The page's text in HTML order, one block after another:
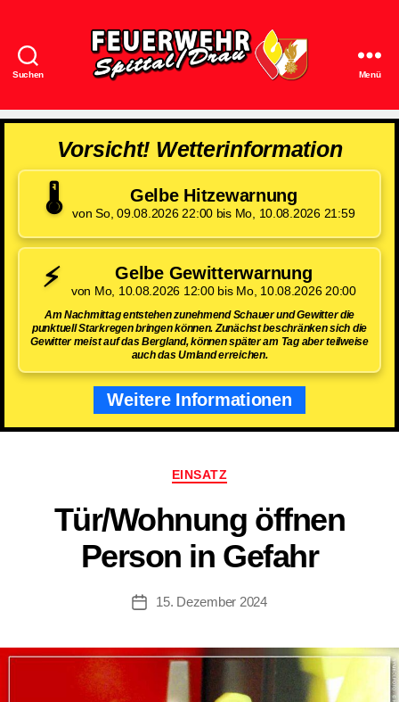
Suchen
Spittal/Drau
Menü
Vorsicht! Wetterinformation
🌡️ Gelbe Hitzewarnung
von So, 09.08.2026 22:00 bis Mo, 10.08.2026 21:59
⚡ Gelbe Gewitterwarnung
von Mo, 10.08.2026 12:00 bis Mo, 10.08.2026 20:00
Am Nachmittag entstehen zunehmend Schauer und Gewitter die
punktuell Starkregen bringen können. Zunächst beschränken sich die
Gewitter meist auf das Bergland, können später am Tag aber teilweise
auch das Umland erreichen.
Weitere Informationen
Kategorien
EINSATZ
Tür/​Wohnung öffnen
Person in Gefahr
Beitragsdatum
15. Dezember 2024